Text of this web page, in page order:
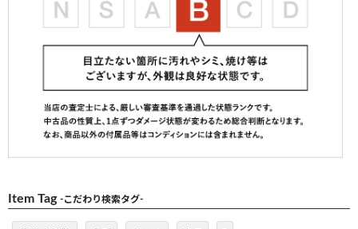
Item Tag -こだわり検索タグ-